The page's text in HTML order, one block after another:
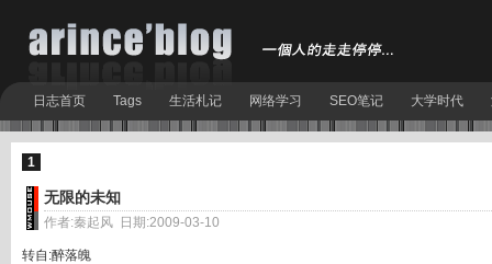
日志首页 Tags 生活札记 网络学习 SEO笔记 大学时代
1
无限的未知
作者:秦起风 日期:2009-03-10
转自:醉落魄